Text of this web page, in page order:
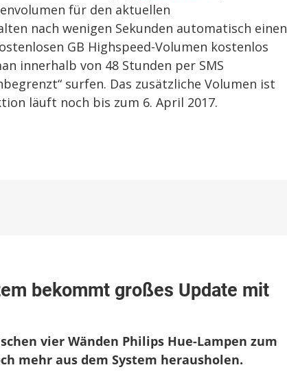
für den aktuellen
nach wenigen Sekunden automatisch einen
GB Highspeed-Volumen kostenlos
innerhalb von 48 Stunden per SMS
surfen. Das zusätzliche Volumen ist
läuft noch bis zum 6. April 2017.
bekommt großes Update mit
vier Wänden Philips Hue-Lampen zum
mehr aus dem System herausholen.